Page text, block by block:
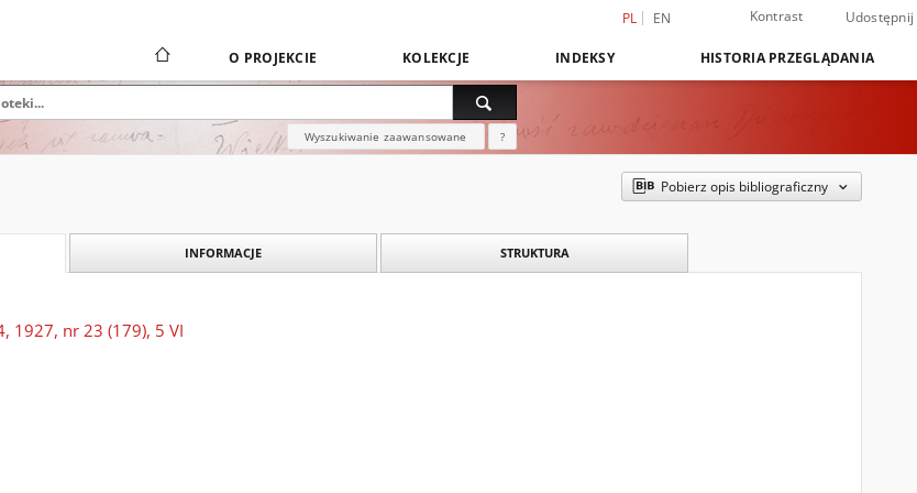
PL EN Kontrast Udostępnij
O PROJEKCIE KOLEKCJE INDEKSY HISTORIA PRZEGLĄDANIA
Wyszukiwanie zaawansowane ?
Pobierz opis bibliograficzny
INFORMACJE STRUKTURA
1927, nr 23 (179), 5 VI